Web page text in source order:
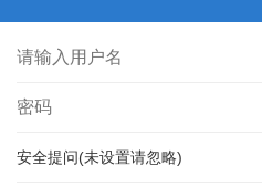
安全提问(未设置请忽略)